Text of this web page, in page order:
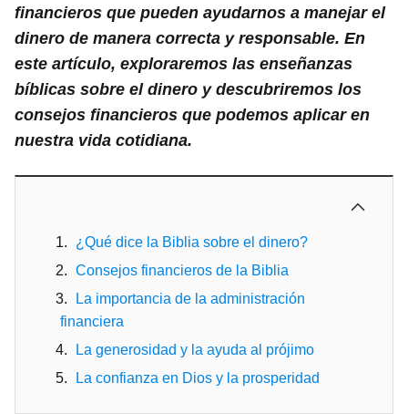
financieros que pueden ayudarnos a manejar el
dinero de manera correcta y responsable. En
este artículo, exploraremos las enseñanzas
bíblicas sobre el dinero y descubriremos los
consejos financieros que podemos aplicar en
nuestra vida cotidiana.
¿Qué dice la Biblia sobre el dinero?
Consejos financieros de la Biblia
La importancia de la administración
financiera
La generosidad y la ayuda al prójimo
La confianza en Dios y la prosperidad